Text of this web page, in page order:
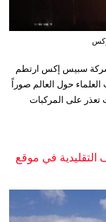
تائهاً من صاروخ فالكون 9 تابع لشركة سبيس إكس ارتطم
حول العالم صوراً
على المركبات
التقليدية في موقع